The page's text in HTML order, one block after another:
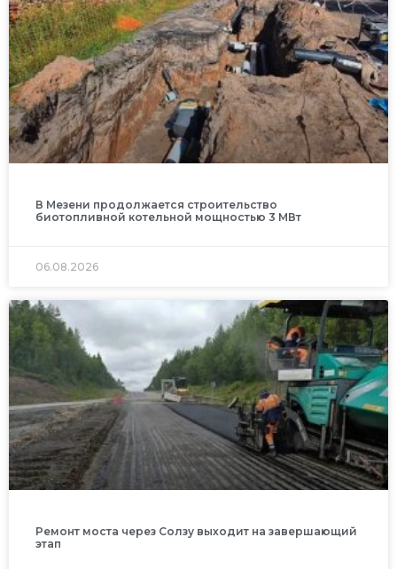
В Мезени продолжается строительство
биотопливной котельной мощностью 3 МВт
06.08.2026
Ремонт моста через Солзу выходит на завершающий
этап